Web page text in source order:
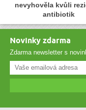
nevyhověla kvůli
antibiotik
Novinky zdarma
Zdarma newsletter s